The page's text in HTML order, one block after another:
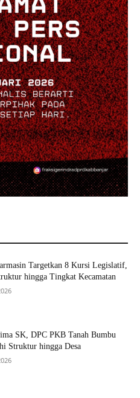
Targetkan 8 Kursi Legislatif,
hingga Tingkat Kecamatan
SK, DPC PKB Tanah Bumbu
Struktur hingga Desa